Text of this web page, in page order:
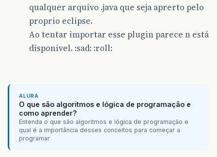
qualquer arquivo .java que seja aprerto pelo
proprio eclipse.
Ao tentar importar esse plugin parece n está
disponivel. :sad: :roll:
ALURA
O que são algoritmos e lógica de programação e
como aprender?
Entenda o que são algoritmos e lógica de programação e
qual é a importância desses conceitos para começar a
programar